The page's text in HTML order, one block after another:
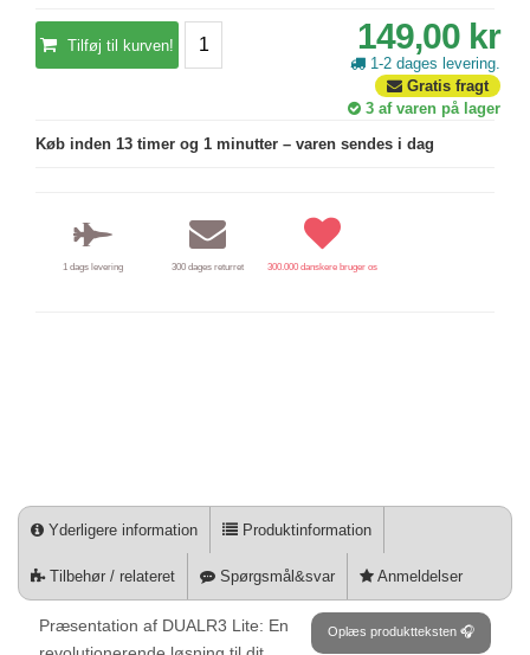
Tilføj til kurven! 149,00 kr
1-2 dages levering.
Gratis fragt
3af varen på lager
Køb inden 13 timer og 1 minutter – varen sendes i dag
1 dags levering 300 dages returret 300.000 danskere bruger os
Yderligere information Produktinformation
Tilbehør / relateret Spørgsmål&svar Anmeldelser
Oplæs produktteksten 🎧
Præsentation af DUALR3 Lite: En